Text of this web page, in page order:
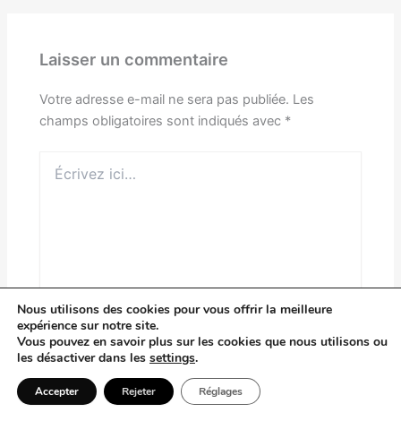
Laisser un commentaire
Votre adresse e-mail ne sera pas publiée. Les
champs obligatoires sont indiqués avec *
ici…
Nom*
Nous utilisons des cookies pour vous offrir la meilleure
expérience sur notre site.
Vous pouvez en savoir plus sur les cookies que nous utilisons ou
les désactiver dans les settings.
Accepter Rejeter Réglages